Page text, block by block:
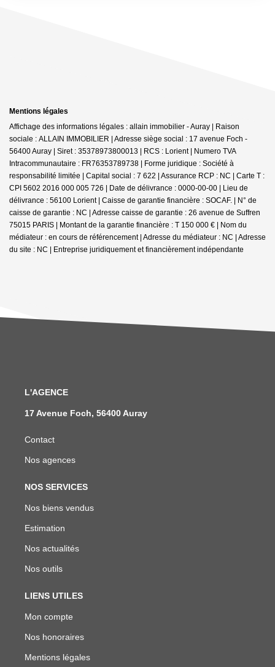
Mentions légales
Affichage des informations légales : allain immobilier - Auray | Raison
sociale : ALLAIN IMMOBILIER | Adresse siège social : 17 avenue Foch -
56400 Auray | Siret : 35378973800013 | RCS : Lorient | Numero TVA
Intracommunautaire : FR76353789738 | Forme juridique : Société à
responsabilité limitée | Capital social : 7 622 | Assurance RCP : NC | Carte T :
CPI 5602 2016 000 005 726 | Date de délivrance : 0000-00-00 | Lieu de
délivrance : 56100 Lorient | Caisse de garantie financière : SOCAF. | N° de
caisse de garantie : NC | Adresse caisse de garantie : 26 avenue de Suffren
75015 PARIS | Montant de la garantie financière : T 150 000 € | Nom du
médiateur : en cours de référencement | Adresse du médiateur : NC | Adresse
du site : NC | Entreprise juridiquement et financièrement indépendante
L'AGENCE
17 Avenue Foch, 56400 Auray
Contact
Nos agences
NOS SERVICES
Nos biens vendus
Estimation
Nos actualités
Nos outils
LIENS UTILES
Mon compte
Nos honoraires
Mentions légales